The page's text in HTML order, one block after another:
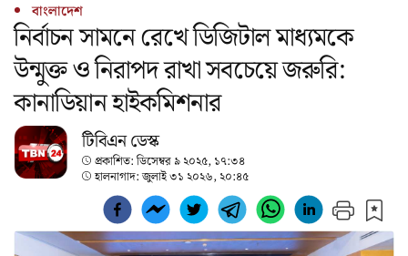
বাংলাদেশ
নির্বাচন সামনে রেখে ডিজিটাল মাধ্যমকে
উন্মুক্ত ও নিরাপদ রাখা সবচেয়ে জরুরি:
কানাডিয়ান হাইকমিশনার
টিবিএন ডেস্ক
প্রকাশিত:ডিসেম্বর ৯ ২০২৫, ১৭:৩৪
হালনাগাদ:জুলাই ৩১ ২০২৬, ২০:৪৫